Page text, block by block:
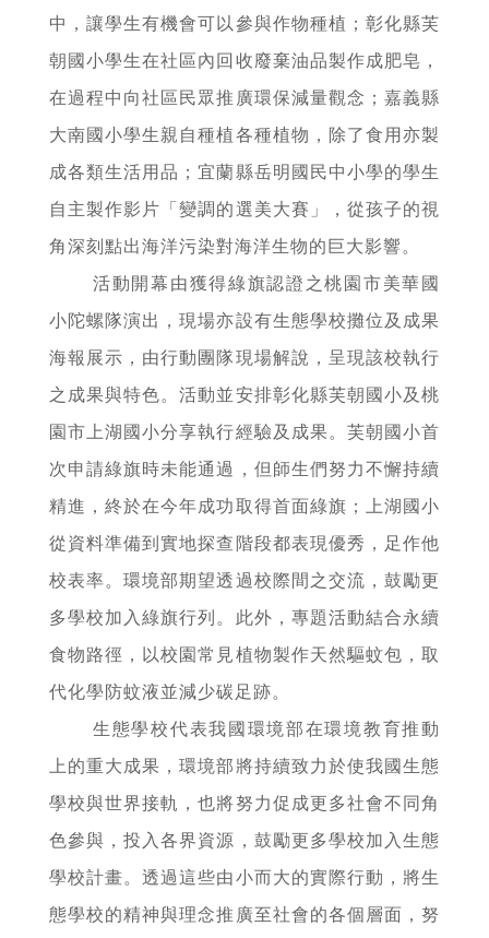
中，讓學生有機會可以參與作物種植；彰化縣芙
朝國小學生在社區內回收廢棄油品製作成肥皂，
在過程中向社區民眾推廣環保減量觀念；嘉義縣
大南國小學生親自種植各種植物，除了食用亦製
成各類生活用品；宜蘭縣岳明國民中小學的學生
自主製作影片「變調的選美大賽」，從孩子的視
角深刻點出海洋污染對海洋生物的巨大影響。
活動開幕由獲得綠旗認證之桃園市美華國
小陀螺隊演出，現場亦設有生態學校攤位及成果
海報展示，由行動團隊現場解說，呈現該校執行
之成果與特色。活動並安排彰化縣芙朝國小及桃
園市上湖國小分享執行經驗及成果。芙朝國小首
次申請綠旗時未能通過，但師生們努力不懈持續
精進，終於在今年成功取得首面綠旗；上湖國小
從資料準備到實地探查階段都表現優秀，足作他
校表率。環境部期望透過校際間之交流，鼓勵更
多學校加入綠旗行列。此外，專題活動結合永續
食物路徑，以校園常見植物製作天然驅蚊包，取
代化學防蚊液並減少碳足跡。
生態學校代表我國環境部在環境教育推動
上的重大成果，環境部將持續致力於使我國生態
學校與世界接軌，也將努力促成更多社會不同角
色參與，投入各界資源，鼓勵更多學校加入生態
學校計畫。透過這些由小而大的實際行動，將生
態學校的精神與理念推廣至社會的各個層面，努